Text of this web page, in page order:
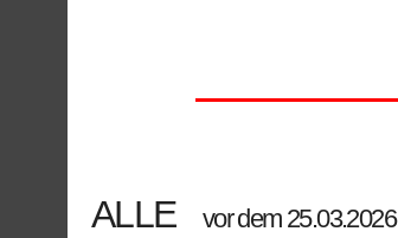
ALLE vor dem 25.03.2026